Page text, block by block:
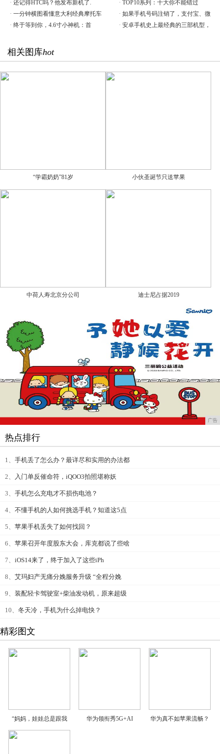
· 还记得HTC吗？他发布新机了. · TOP10系列：十大你不能错过
· 一分钟横图看懂意大利经典摩托车 · 如果手机号码注销了，支付宝、微
· 终于等到你，4.6寸小神机：首 · 安卓手机史上最经典的三部机型，
相关图库hot
“学霸奶奶”81岁 小伙圣诞节只送苹果
中荷人寿北京分公司 迪士尼占据2019
广告
热点排行
1、 手机丢了怎么办？最详尽和实用的办法都
2、 入门单反催命符，iQOO3拍照堪称妖
3、 手机怎么充电才不损伤电池？
4、 不懂手机的人如何挑选手机？知道这5点
5、 苹果手机丢失了如何找回？
6、 苹果召开年度股东大会，库克都说了些啥
7、 iOS14来了，终于加入了这些iPh
8、 艾玛妇产无痛分娩服务升级 “全程分娩
9、 装配轻卡驾驶室+柴油发动机，原来超级
10、 冬天冷，手机为什么掉电快？
精彩图文
“妈妈，娃娃总是跟我 华为领衔秀5G+AI 华为真不如苹果流畅？